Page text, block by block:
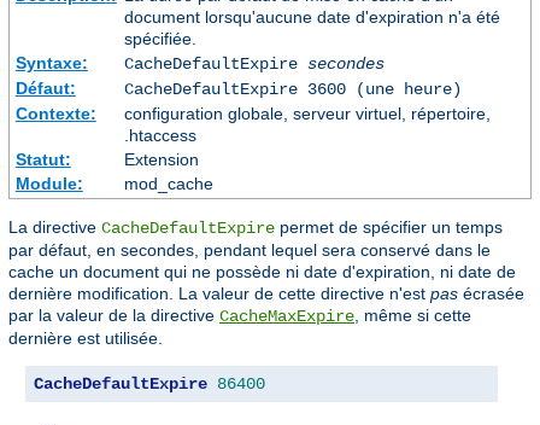
document lorsqu'aucune date d'expiration n'a été
spécifiée.
Syntaxe:
CacheDefaultExpire secondes
Défaut:
CacheDefaultExpire 3600 (une heure)
Contexte:
configuration globale, serveur virtuel, répertoire,
.htaccess
Statut:
Extension
Module:
mod_cache
La directive CacheDefaultExpire permet de spécifier un temps
par défaut, en secondes, pendant lequel sera conservé dans le
cache un document qui ne possède ni date d'expiration, ni date de
dernière modification. La valeur de cette directive n'est pas écrasée
par la valeur de la directive CacheMaxExpire, même si cette
dernière est utilisée.
CacheDefaultExpire 86400